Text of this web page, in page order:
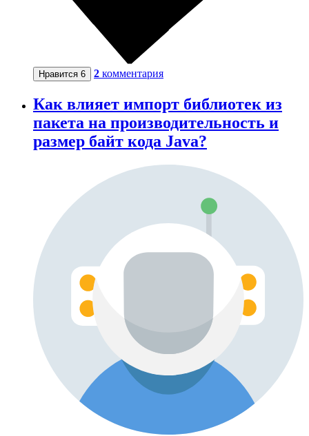
Нравится 6 2 комментария
Как влияет импорт библиотек из
пакета на производительность и
размер байт кода Java?